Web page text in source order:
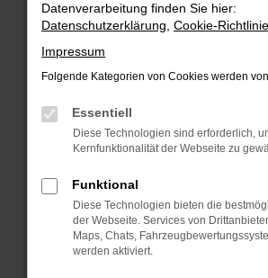
Internetverbindung.
Laden andere Webseiten, zum
Suchmaschine?
Prüfe deine
das Laden bestimmter Seiten
Funktioniert die Seite in einem
oder in einem privaten Fenster?
Das kann manchmal helfen,
Probleme zu beheben.
Stelle sicher, dass dein Browser
Betriebssystem auf dem
Datenverarbeitung finden Sie hier:
Datenschutzerklärung Cookie-Richtlinie
Impressum
Folgende Kategorien von Cookies werden
Essentiell
Diese Technologien sind erforderlich,
Kernfunktionalität der Webseite zu
Funktional
Diese Technologien bieten die
der Webseite. Services von
Maps, Chats,
werden aktiviert.